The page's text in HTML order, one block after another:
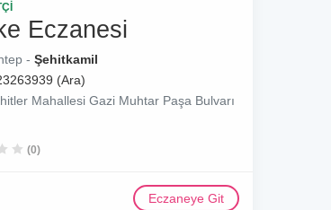
Eczanesi
- Şehitkamil
(Ara)
Mahallesi Gazi Muhtar Paşa Bulvarı
(0)
Eczaneye Git